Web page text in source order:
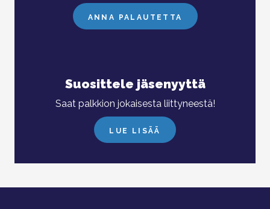
ANNA PALAUTETTA
Suosittele jäsenyyttä
Saat palkkion jokaisesta liittyneestä!
LUE LISÄÄ